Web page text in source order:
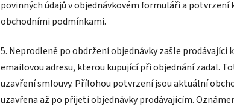
povinných údajů v objednávkovém formuláři a
obchodními podmínkami.
5. Neprodleně po obdržení objednávky zašle
emailovou adresu, kterou kupující při objednání zadal.
uzavření smlouvy. Přílohou potvrzení jsou aktuální
uzavřena až po přijetí objednávky prodávajícím.